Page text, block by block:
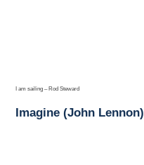
I am sailing – Rod Steward
Imagine (John Lennon)